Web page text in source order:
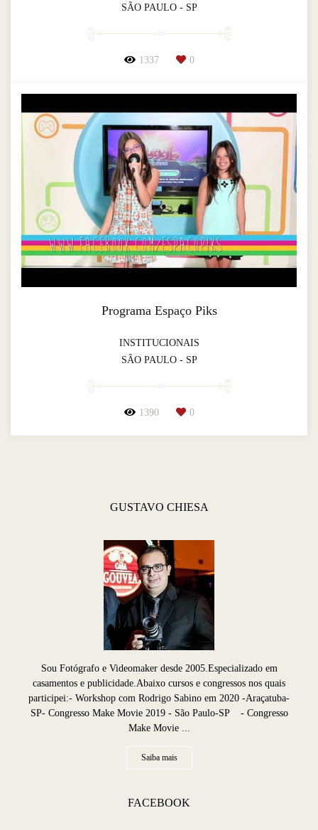
SÃO PAULO - SP
1337 0
Programa Espaço Piks
INSTITUCIONAIS
SÃO PAULO - SP
1390 0
GUSTAVO CHIESA
Sou Fotógrafo e Videomaker desde 2005.Especializado em
casamentos e publicidade.Abaixo cursos e congressos nos quais
participei:- Workshop com Rodrigo Sabino em 2020 -Araçatuba-
SP- Congresso Make Movie 2019 - São Paulo-SP - Congresso
Make Movie ...
Saiba mais
FACEBOOK